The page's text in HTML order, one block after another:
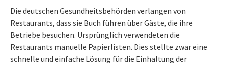
Die deutschen Gesundheitsbehörden verlangen von
Restaurants, dass sie Buch führen über Gäste, die ihre
Betriebe besuchen. Ursprünglich verwendeten die
Restaurants manuelle Papierlisten. Dies stellte zwar eine
schnelle und einfache Lösung für die Einhaltung der